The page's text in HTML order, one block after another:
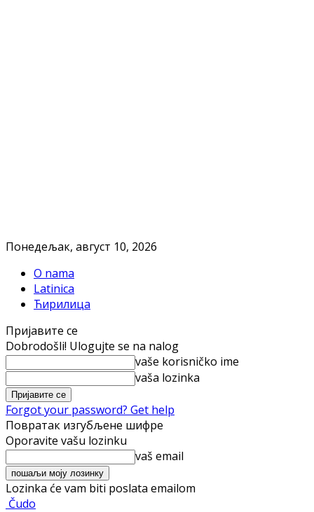
Понедељак, август 10, 2026
O nama
Latinica
Ћирилица
Пријавите се
Dobrodošli! Ulogujte se na nalog
vaše korisničko ime
vaša lozinka
Forgot your password? Get help
Повратак изгубљене шифре
Oporavite vašu lozinku
vaš email
Lozinka će vam biti poslata emailom
Čudo